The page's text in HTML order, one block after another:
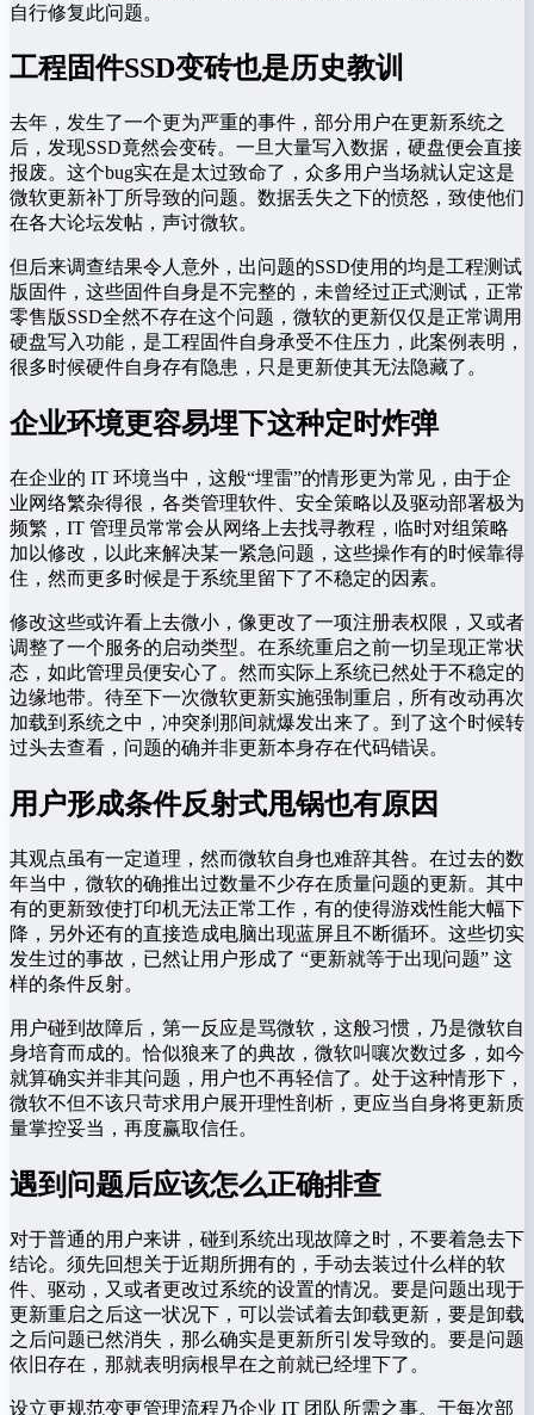
自行修复此问题。
工程固件SSD变砖也是历史教训
去年，发生了一个更为严重的事件，部分用户在更新系统之
后，发现SSD竟然会变砖。一旦大量写入数据，硬盘便会直接
报废。这个bug实在是太过致命了，众多用户当场就认定这是
微软更新补丁所导致的问题。数据丢失之下的愤怒，致使他们
在各大论坛发帖，声讨微软。
但后来调查结果令人意外，出问题的SSD使用的均是工程测试
版固件，这些固件自身是不完整的，未曾经过正式测试，正常
零售版SSD全然不存在这个问题，微软的更新仅仅是正常调用
硬盘写入功能，是工程固件自身承受不住压力，此案例表明，
很多时候硬件自身存有隐患，只是更新使其无法隐藏了。
企业环境更容易埋下这种定时炸弹
在企业的 IT 环境当中，这般“埋雷”的情形更为常见，由于企
业网络繁杂得很，各类管理软件、安全策略以及驱动部署极为
频繁，IT 管理员常常会从网络上去找寻教程，临时对组策略
加以修改，以此来解决某一紧急问题，这些操作有的时候靠得
住，然而更多时候是于系统里留下了不稳定的因素。
修改这些或许看上去微小，像更改了一项注册表权限，又或者
调整了一个服务的启动类型。在系统重启之前一切呈现正常状
态，如此管理员便安心了。然而实际上系统已然处于不稳定的
边缘地带。待至下一次微软更新实施强制重启，所有改动再次
加载到系统之中，冲突刹那间就爆发出来了。到了这个时候转
过头去查看，问题的确并非更新本身存在代码错误。
用户形成条件反射式甩锅也有原因
其观点虽有一定道理，然而微软自身也难辞其咎。在过去的数
年当中，微软的确推出过数量不少存在质量问题的更新。其中
有的更新致使打印机无法正常工作，有的使得游戏性能大幅下
降，另外还有的直接造成电脑出现蓝屏且不断循环。这些切实
发生过的事故，已然让用户形成了 “更新就等于出现问题” 这
样的条件反射。
用户碰到故障后，第一反应是骂微软，这般习惯，乃是微软自
身培育而成的。恰似狼来了的典故，微软叫嚷次数过多，如今
就算确实并非其问题，用户也不再轻信了。处于这种情形下，
微软不但不该只苛求用户展开理性剖析，更应当自身将更新质
量掌控妥当，再度赢取信任。
遇到问题后应该怎么正确排查
对于普通的用户来讲，碰到系统出现故障之时，不要着急去下
结论。须先回想关于近期所拥有的，手动去装过什么样的软
件、驱动，又或者更改过系统的设置的情况。要是问题出现于
更新重启之后这一状况下，可以尝试着去卸载更新，要是卸载
之后问题已然消失，那么确实是更新所引发导致的。要是问题
依旧存在，那就表明病根早在之前就已经埋下了。
设立更规范变更管理流程乃企业 IT 团队所需之事。于每次部